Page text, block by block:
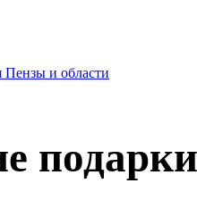
и области